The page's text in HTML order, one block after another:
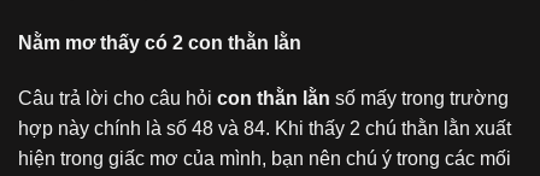
Nằm mơ thấy có 2 con thằn lằn
Câu trả lời cho câu hỏi con thằn lằn số mấy trong trường
hợp này chính là số 48 và 84. Khi thấy 2 chú thằn lằn xuất
hiện trong giấc mơ của mình, bạn nên chú ý trong các mối